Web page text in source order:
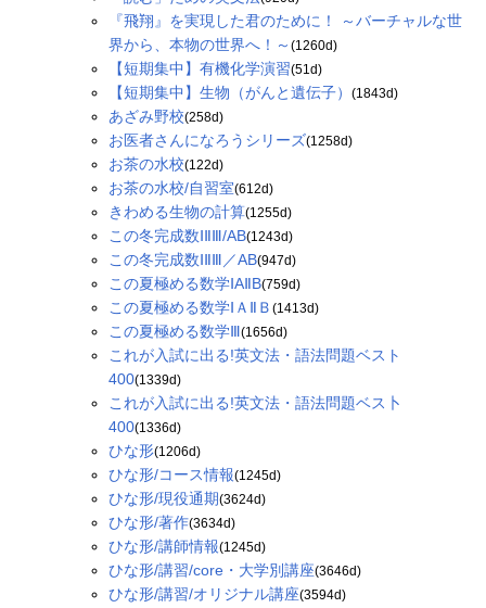
『飛翔』を実現した君のために！ ～バーチャルな世
界から、本物の世界へ！～ (1260d)
【短期集中】有機化学演習(51d)
【短期集中】生物（がんと遺伝子） (1843d)
あざみ野校(258d)
お医者さんになろうシリーズ(1258d)
お茶の水校(122d)
お茶の水校/自習室(612d)
きわめる生物の計算(1255d)
この冬完成数ⅠⅡⅢ/AB(1243d)
この冬完成数ⅠⅡⅢ／AB(947d)
この夏極める数学ⅠAⅡB(759d)
この夏極める数学ⅠＡⅡＢ (1413d)
この夏極める数学Ⅲ(1656d)
これが入試に出る!英文法・語法問題ベスト
400(1339d)
これが入試に出る!英文法・語法問題ベス卜
400(1336d)
ひな形(1206d)
ひな形/コース情報(1245d)
ひな形/現役通期(3624d)
ひな形/著作(3634d)
ひな形/講師情報(1245d)
ひな形/講習/core・大学別講座(3646d)
ひな形/講習/オリジナル講座(3594d)